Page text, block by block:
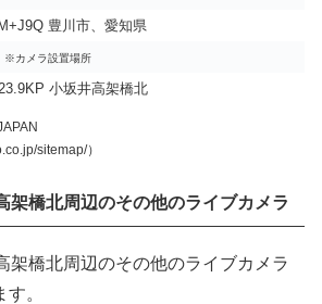
豊川市、愛知県
※カメラ設置場所
小坂井高架橋北
sitemap/）
架橋北周辺のその他のライブカメラ
架橋北周辺のその他のライブカメラ
。